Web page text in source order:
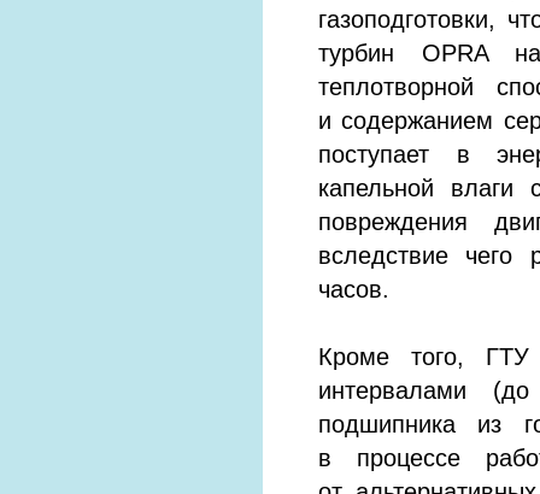
газоподготовки,
турбин OPRA
теплотворной
и содержанием
поступает в
капельной влаги
повреждения
вследствие чего
часов.
Кроме того, ГТУ
интервалами
подшипника из
в процессе